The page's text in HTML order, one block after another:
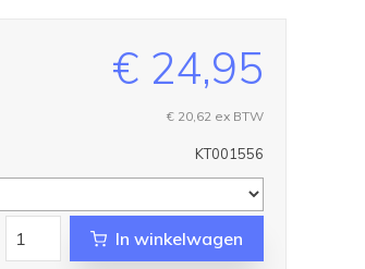
€ 24,95
€ 20,62 ex BTW
KT001556
In winkelwagen